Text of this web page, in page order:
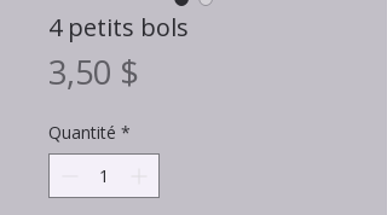
4 petits bols
3,50 $
Quantité *